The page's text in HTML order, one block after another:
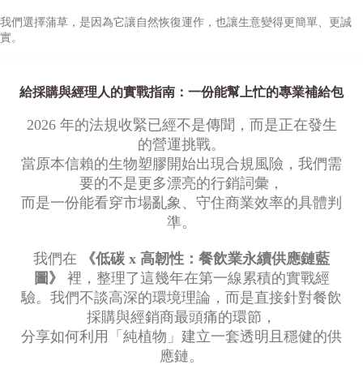
我們選擇蒲草，是因為它讓自然恢復運作，也讓生意變得更簡單、更誠
實。
給採購與經理人的實戰指南：一份能幫上忙的專業補給包
2026 年的法規收緊已經不是傳聞，而是正在發生
的營運挑戰。
當原本信賴的生物塑膠開始出現合規風險，我們需
要的不是更多漂亮的行銷詞彙，
而是一份能看穿市場亂象、守住商業效率的具體判
準。
我們在
《低碳 x 高韌性：餐飲業永續供應鏈藍
圖》
裡，整理了這幾年在第一線累積的實戰經
驗。我們不談高深的環境理論，而是直接針對餐飲
採購與經銷商最頭痛的環節，
分享如何利用「純植物」建立一套透明且穩健的供
應鏈。